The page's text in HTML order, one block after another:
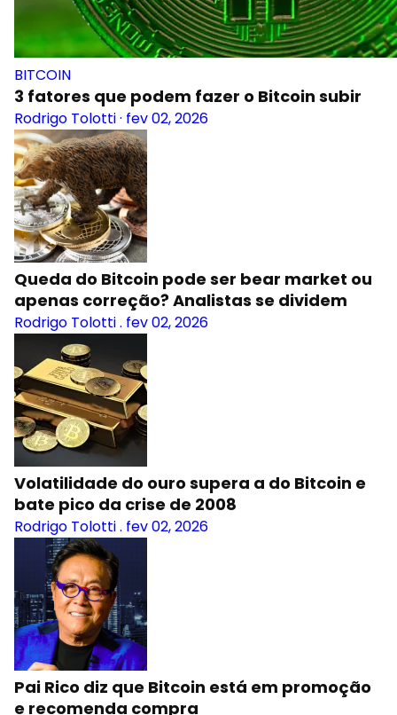
BITCOIN
3 fatores que podem fazer o Bitcoin subir
Rodrigo Tolotti· fev 02, 2026
Queda do Bitcoin pode ser bear market ou
apenas correção? Analistas se dividem
Rodrigo Tolotti. fev 02, 2026
Volatilidade do ouro supera a do Bitcoin e
bate pico da crise de 2008
Rodrigo Tolotti. fev 02, 2026
Pai Rico diz que Bitcoin está em promoção
e recomenda compra